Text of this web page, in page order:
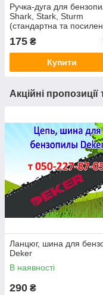
Ручка-дуга для
Shark, Stark, Sturm
(стандартна та
175 ₴
Купити
Акційні
Ланцюг, шина для
Deker
В наявності
290 ₴